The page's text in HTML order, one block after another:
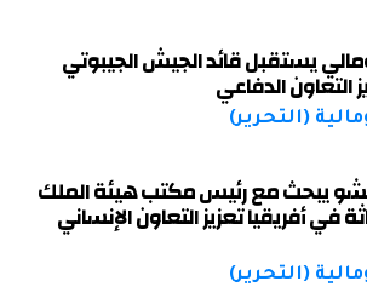
يستقبل قائد الجيش الجيبوتي
التعاون الدفاعي
(التحرير)
يبحث مع رئيس مكتب هيئة الملك
في أفريقيا تعزيز التعاون الإنساني
(التحرير)